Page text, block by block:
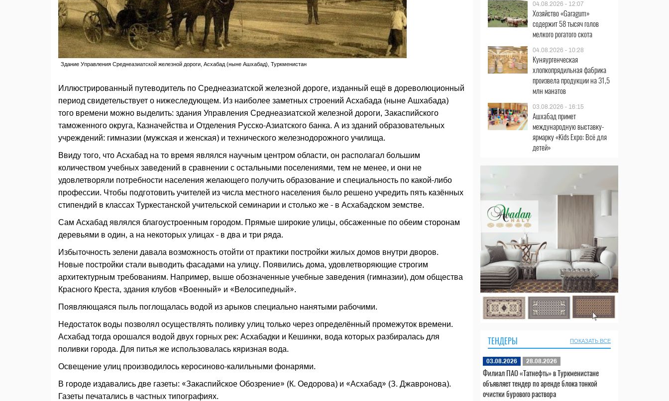
Здание Управления Среднеазиатской железной дороги, Асхабад (ныне Ашхабад), Туркменистан
Иллюстрированный путеводитель по Среднеазиатской железной дороге, изданный ещё в дореволюционный
период свидетельствует о нижеследующем. Из наиболее заметных строений Асхабада (ныне Ашхабада)
того времени можно выделить: здания Управления Среднеазиатской железной дороги, Закаспийского
таможенного округа, Казначейства и Отделения Русско-Азиатского банка. А из зданий образовательных
учреждений: гимназии (мужская и женская) и технического железнодорожного училища.
Ввиду того, что Асхабад на то время являлся научным центром области, он располагал большим
количеством учебных заведений в сравнении с остальными поселениями, тем не менее, и они не
удовлетворяли потребности населения желающего получить образование и специальность по какой-либо
профессии. Чтобы подготовить учителей из числа местного населения было решено учредить пять казённых
стипендий в классах Туркестанской учительской семинарии и столько же - в Асхабадском земстве.
Сам Асхабад являлся благоустроенным городом. Прямые широкие улицы, обсаженные по обеим сторонам
деревьями в один, а на некоторых улицах - в два и три ряда.
Избыточность зелени давала возможность отойти от практики постройки жилых домов внутри дворов.
Новые постройки стали выводить фасадами на улицу. Появились дома, удовлетворяющие строгим
архитектурным требованиям. Например, выше обозначенные учебные заведения (гимназии), дом общества
Красного Креста, здания клубов «Военный» и «Велосипедный».
Появляющаяся пыль поглощалась водой из арыков специально нанятыми рабочими.
Недостаток воды позволял осуществлять поливку улиц только через определённый промежуток времени.
Асхабад тогда орошался водой двух горных рек: Асхабадки и Кешинки, вода которых разбиралась для
поливки города. Для питья же использовалась кяризная вода.
Освещение улиц производилось керосиново-калильными фонарями.
В городе издавались две газеты: «Закаспийское Обозрение» (К. Оедорова) и «Асхабад» (З. Джавронова).
Газеты печатались в частных типографиях.
04.08.2026 - 12:07
Хозяйство «Garagum»
содержит 58 тысяч голов
мелкого рогатого скота
04.08.2026 - 10:28
Куняургенческая
хлопкопрядильная фабрика
произвела продукции на 31,5
млн манатов
03.08.2026 - 16:15
Ашхабад примет
международную выставку-
ярмарку «Kids Expo: Всё для
детей»
ТЕНДЕРЫ ПОКАЗАТЬ ВСЕ
03.08.2026 28.08.2026
Филиал ПАО «Татнефть» в Туркменистане
объявляет тендер по аренде блока тонкой
очистки бурового раствора